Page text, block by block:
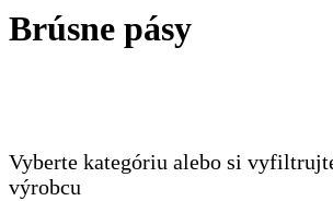
Brúsne pásy
Vyberte kategóriu alebo si
výrobcu